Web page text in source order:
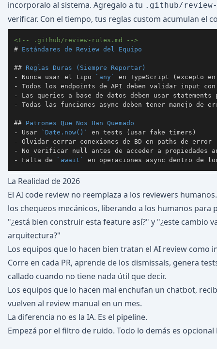
incorporalo al sistema. Agregalo a tu .github/
verificar. Con el tiempo, tus reglas custom acumulan el
<!-- .github/review-rules.md -->
# Estándares de Review del Equipo
## Reglas Duras (Siempre Reportar)
-
Nunca usar el tipo
`any`
-
-
-
## Patrones Que Nos Han Quemado
-
Usar `Date.now()`
-
-
-
Falta de `await` en operaciones async dentro de
La Realidad de 2026
El AI code review no reemplaza a los reviewers
los chequeos mecánicos, liberando a los humanos para
"¿está bien construir esta feature así?" y "¿este cambio
arquitectura?"
Los equipos que lo hacen bien tratan el AI review
Corre en cada PR, aprende de los dismissals, genera
callado cuando no tiene nada útil que decir.
Los equipos que lo hacen mal enchufan un chatbot,
vuelven al review manual en un mes.
La diferencia no es la IA. Es el pipeline.
Empezá por el filtro de ruido. Todo lo demás es opcional